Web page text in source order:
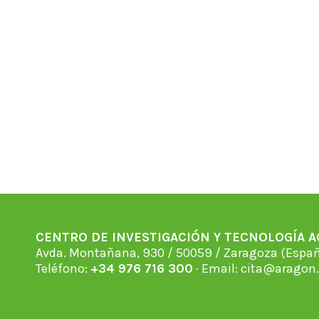
CENTRO DE INVESTIGACIÓN Y TECNOLOGÍA
Avda. Montañana, 930 / 50059 / Zaragoza
Teléfono: +34 976 716 300 · Email: